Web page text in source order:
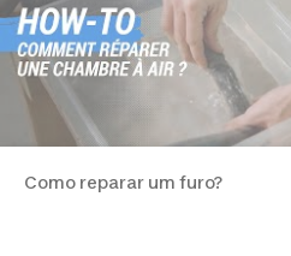
Como reparar um furo?